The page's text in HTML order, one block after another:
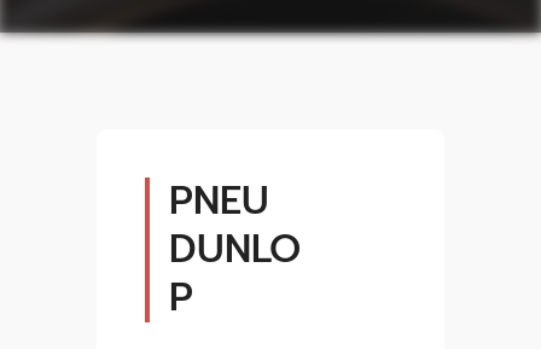
PNEU
DUNLO
P